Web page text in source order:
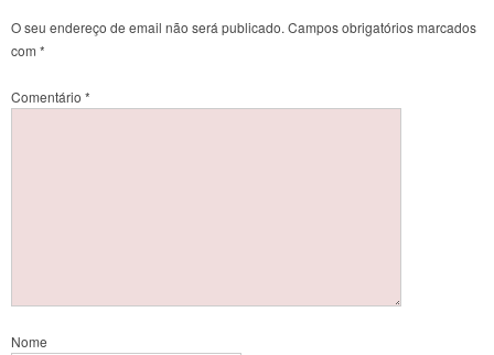
O seu endereço de email não será publicado. Campos obrigatórios marcados
com *
Comentário *
Nome